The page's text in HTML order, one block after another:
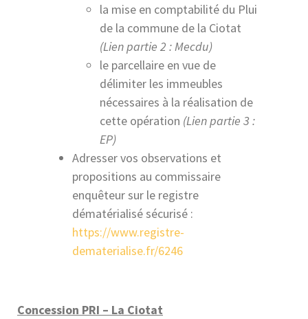
la mise en comptabilité du Plui
de la commune de la Ciotat
(Lien partie 2 : Mecdu)
le parcellaire en vue de
délimiter les immeubles
nécessaires à la réalisation de
cette opération (Lien partie 3 :
EP)
Adresser vos observations et
propositions au commissaire
enquêteur sur le registre
dématérialisé sécurisé :
https://www.registre-
dematerialise.fr/6246
Concession PRI – La Ciotat